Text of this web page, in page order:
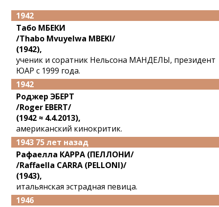
1942
Табо МБЕКИ
/Thabo Mvuyelwa MBEKI/
(1942),
ученик и соратник Нельсона МАНДЕЛЫ, президент
ЮАР с 1999 года.
1942
Роджер ЭБЕРТ
/Roger EBERT/
(1942 ≈ 4.4.2013),
американский кинокритик.
1943 75 лет назад
Рафаелла КАРРА (ПЕЛЛОНИ/
/Raffaella CARRA (PELLONI)/
(1943),
итальянская эстрадная певица.
1946